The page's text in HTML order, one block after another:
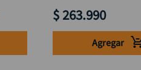
$ 263.990
Agregar